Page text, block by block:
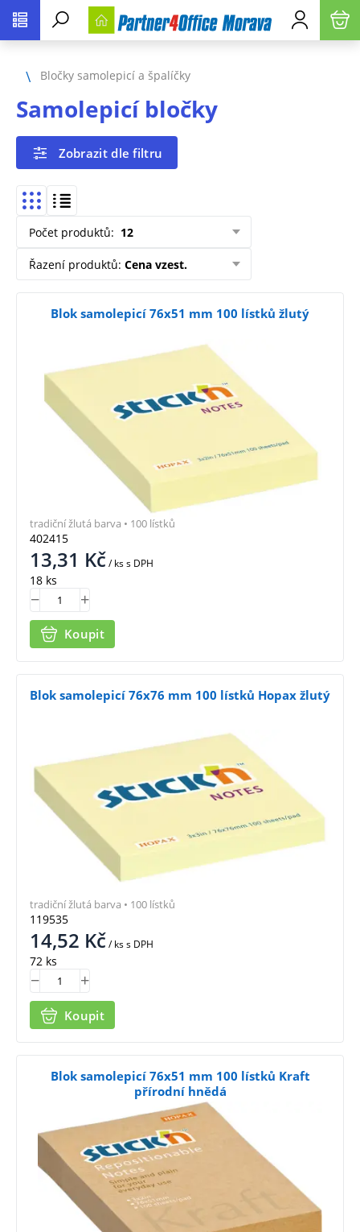
Bločky samolepicí a špalíčky
Samolepicí bločky
Zobrazit dle filtru
Počet produktů: 12
Řazení produktů: Cena vzest.
Blok samolepicí 76x51 mm 100 lístků žlutý
402415
13,31 Kč/ kss DPH
18 ks
Koupit
tradiční žlutá barva • 100 lístků
Blok samolepicí 76x76 mm 100 lístků Hopax žlutý
119535
14,52 Kč/ kss DPH
72 ks
Koupit
tradiční žlutá barva • 100 lístků
Blok samolepicí 76x51 mm 100 lístků Kraft
přírodní hnědá